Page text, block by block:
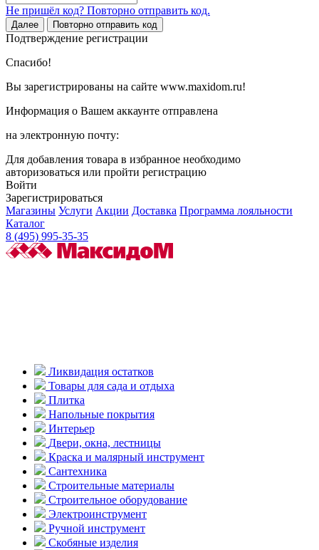
Не пришёл код? Повторно отправить код.
Далее Повторно отправить код
Подтверждение регистрации
Спасибо!
Вы зарегистрированы на сайте www.maxidom.ru!
Информация о Вашем аккаунте отправлена
на электронную почту:
Для добавления товара в избранное необходимо
авторизоваться или пройти регистрацию
Войти
Зарегистрироваться
Магазины Услуги Акции Доставка Программа лояльности
Каталог
8 (495) 995-35-35
Ликвидация остатков
Товары для сада и отдыха
Плитка
Напольные покрытия
Интерьер
Двери, окна, лестницы
Краска и малярный инструмент
Сантехника
Строительные материалы
Строительное оборудование
Электроинструмент
Ручной инструмент
Скобяные изделия